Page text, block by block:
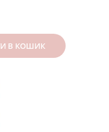
В КОШИК